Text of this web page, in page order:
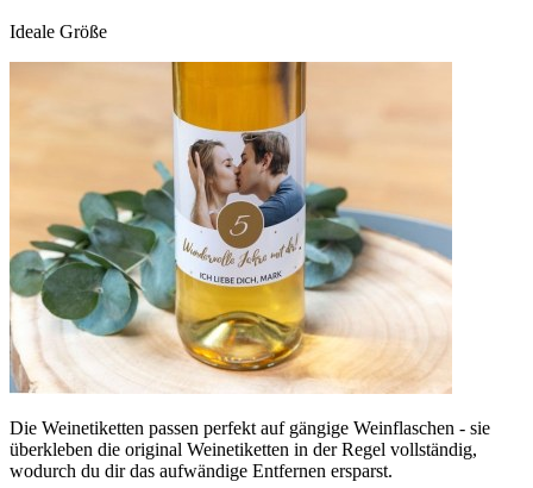
Ideale Größe
Die Weinetiketten passen perfekt auf gängige Weinflaschen - sie
überkleben die original Weinetiketten in der Regel vollständig,
wodurch du dir das aufwändige Entfernen ersparst.